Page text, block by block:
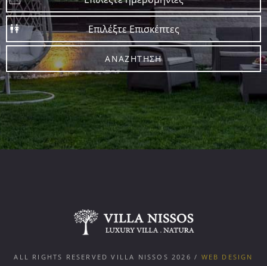
ΑΝΑΖΉΤΗΣΗ
ALL RIGHTS RESERVED VILLA NISSOS2026 / WEB DESIGN